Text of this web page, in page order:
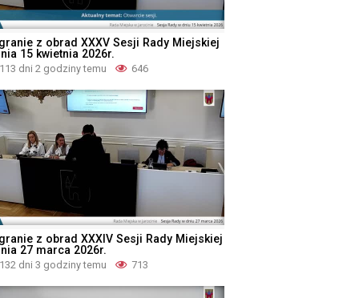
z obrad XXXV Sesji Rady Miejskiej
15 kwietnia 2026r.
113 dni 2 godziny temu 646
z obrad XXXIV Sesji Rady Miejskiej
27 marca 2026r.
132 dni 3 godziny temu 713